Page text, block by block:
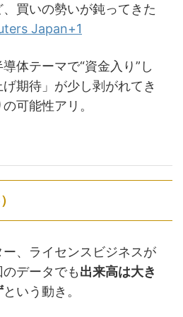
買いの勢いが鈍ってきた
Japan+1
導体テーマで“資金入り”し
期待」が少し剥がれてき
可能性アリ。
、ライセンスビジネスが
データでも出来高は大き
という動き。